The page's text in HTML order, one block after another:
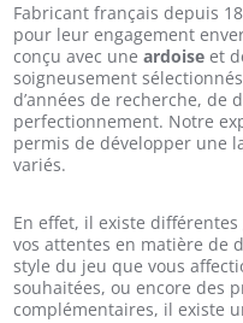
Fabricant français depuis
pour leur engagement
conçu avec uneardoise et
soigneusement
d’années de recherche, de
perfectionnement. Notre
permis de développer une
variés.
En effet, il existe
vos attentes en matière de
style du jeu que vous
souhaitées, ou encore des
complémentaires, il existe